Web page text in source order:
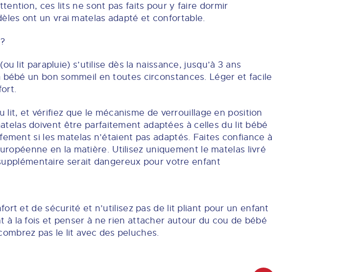
ces lits ne sont pas faits pour y faire dormir
ont un vrai matelas adapté et confortable.
lit parapluie) s’utilise dès la naissance, jusqu’à 3 ans
un bon sommeil en toutes circonstances. Léger et facile
et vérifiez que le mécanisme de verrouillage en position
doivent être parfaitement adaptées à celles du lit bébé
si les matelas n’étaient pas adaptés. Faites confiance à
en la matière. Utilisez uniquement le matelas livré
serait dangereux pour votre enfant
et de sécurité et n’utilisez pas de lit pliant pour un enfant
à la fois et penser à ne rien attacher autour du cou de bébé
pas le lit avec des peluches.